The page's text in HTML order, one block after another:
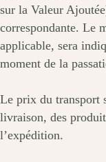
sur la Valeur
correspondante. Le
applicable, sera
moment de la
Le prix du transport
livraison, des
l’expédition.